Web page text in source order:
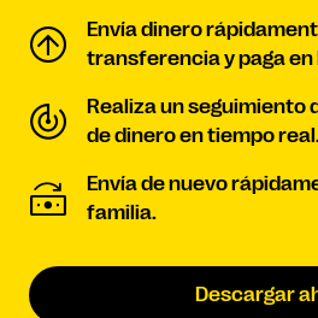
Envía dinero
transferencia y paga en
Realiza un
de dinero en tiempo
Envía de nuevo
familia.
Descargar